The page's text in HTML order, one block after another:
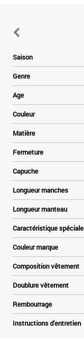
Saison
Genre
Age
Couleur
Matière
Fermeture
Capuche
Longueur manches
Longueur manteau
Caractéristique spéciale
Couleur marque
Composition vêtement
Doublure vêtement
Rembourrage
Instructions d'entretien